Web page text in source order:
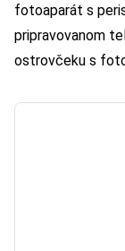
fotoaparát s
pripravovanom
ostrovčeku s